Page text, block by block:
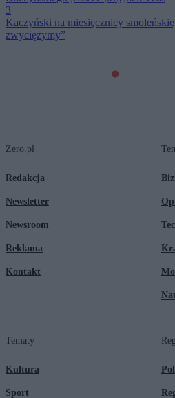
3
Kaczyński na miesięcznicy
zwyciężymy”
Zero.pl
Redakcja
Newsletter
Newsroom
Reklama
Kontakt
Tematy
Kultura
Sport